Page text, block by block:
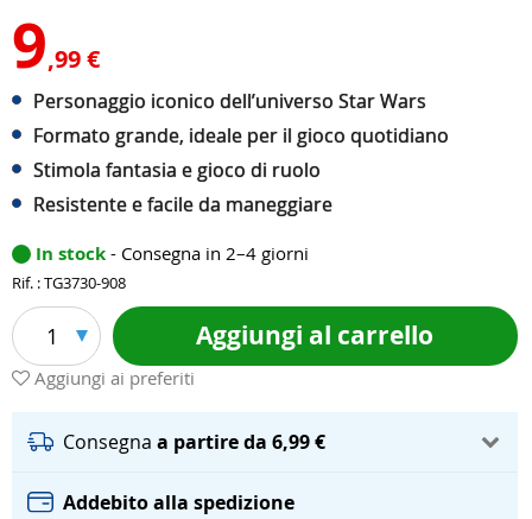
9,99 €
Personaggio iconico dell’universo Star Wars
Formato grande, ideale per il gioco quotidiano
Stimola fantasia e gioco di ruolo
Resistente e facile da maneggiare
In stock - Consegna in 2–4 giorni
Rif. : TG3730-908
1 Aggiungi al carrello
Aggiungi ai preferiti
Consegna a partire da 6,99 €
Addebito alla spedizione